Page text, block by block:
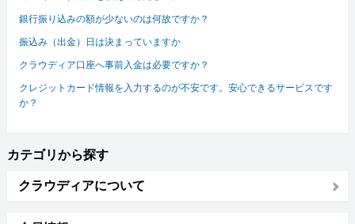
銀行振り込みの額が少ないのは何故ですか？
振込み（出金）日は決まっていますか
クラウディア口座へ事前入金は必要ですか？
クレジットカード情報を入力するのが不安です。安心できるサービスです
か？
カテゴリから探す
クラウディアについて